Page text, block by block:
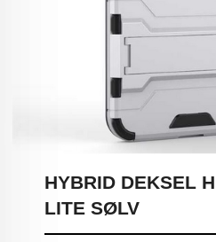
HYBRID DEKSEL
LITE SØLV